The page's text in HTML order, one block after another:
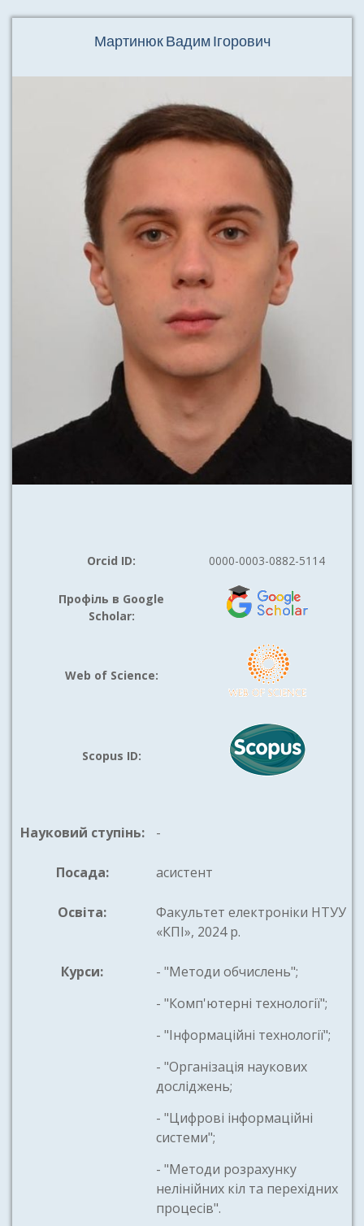
Мартинюк Вадим Ігорович
Orcid ID: 0000-0003-0882-5114
Профіль в Google
Scholar:
Web of Science:
Scopus ID:
Науковий ступінь: -
Посада: асистент
Освіта:
Факультет електроніки НТУУ
«КПІ», 2024 р.
Курси:
- "Методи обчислень";
- "Комп'ютерні технології";
- "Інформаційні технології";
- "Організація наукових
досліджень;
- "Цифрові інформаційні
системи";
- "Методи розрахунку
нелінійних кіл та перехідних
процесів".